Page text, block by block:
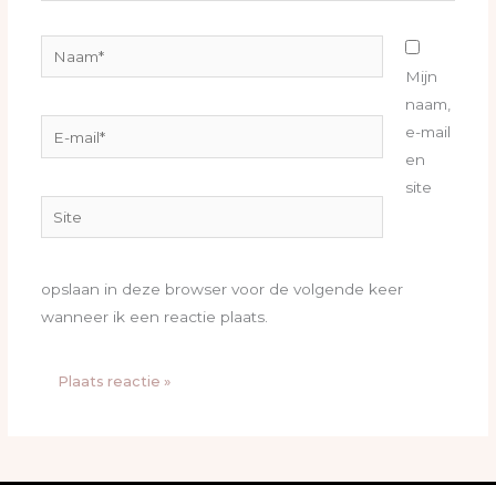
mail*
Site
Mijn
naam,
e-mail
en
site
opslaan in deze browser voor de volgende keer
wanneer ik een reactie plaats.